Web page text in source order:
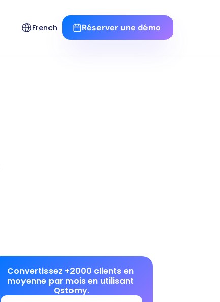
Convertissez +2000 clients en
moyenne par mois en utilisant
Qstomy.
Select Language
French Réserver une démo